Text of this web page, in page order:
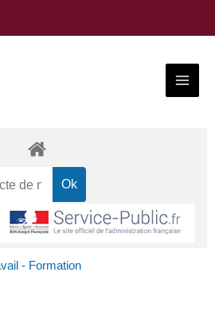
Menu
- Formation